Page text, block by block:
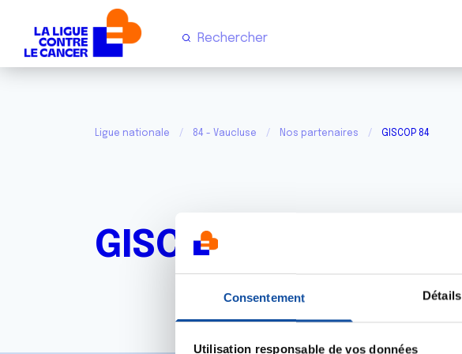
Consentement Détails
Utilisation responsable de vos données
Ligue nationale 84 - Vaucluse Nos partenaires GISCOP 84
GISCOP 84